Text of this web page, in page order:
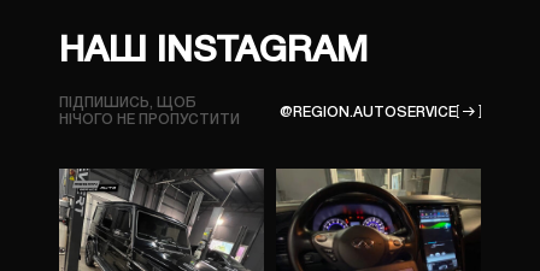
НАШ INSTAGRAM
ПІДПИШИСЬ, ЩОБ
НІЧОГО НЕ ПРОПУСТИТИ
@REGION.AUTOSERVICE